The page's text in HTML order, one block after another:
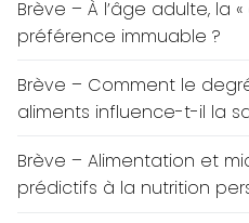
Brève – À l’âge adulte, la
préférence immuable ?
Brève – Comment le
aliments influence-t-il la
Brève – Alimentation et
prédictifs à la nutrition